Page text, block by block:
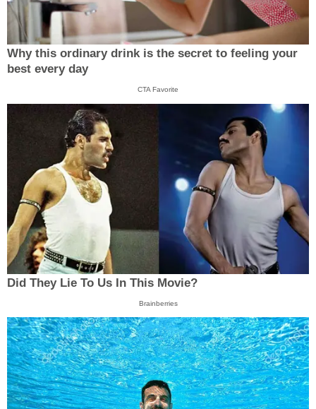
Why this ordinary drink is the secret to feeling your
best every day
CTA Favorite
Did They Lie To Us In This Movie?
Brainberries